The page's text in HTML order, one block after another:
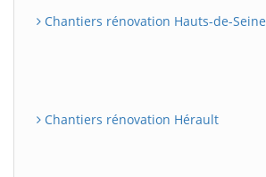
Chantiers rénovation Hauts-de-Seine
Chantiers rénovation Hérault